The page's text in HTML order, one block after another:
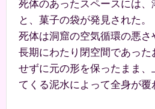
死体のあったスペースには、
と、菓子の袋が発見された。
死体は洞窟の空気循環の悪
長期にわたり閉空間であっ
せずに元の形を保ったまま、
てくる泥水によって全身が覆